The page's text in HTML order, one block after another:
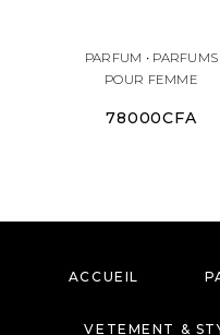
PARFUM • PARFUMS
POUR FEMME
78000CFA
ACCUEIL
VETEMENT &